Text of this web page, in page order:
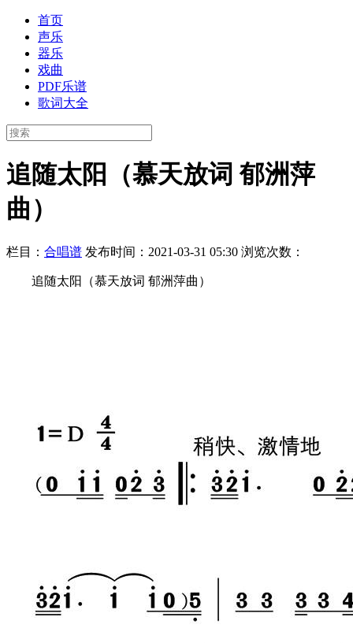
首页
声乐
器乐
戏曲
PDF乐谱
歌词大全
追随太阳（慕天放词 郁洲萍
曲）
栏目： 合唱谱 发布时间：2021-03-31 05:30 浏览次数：
追随太阳（慕天放词 郁洲萍曲）